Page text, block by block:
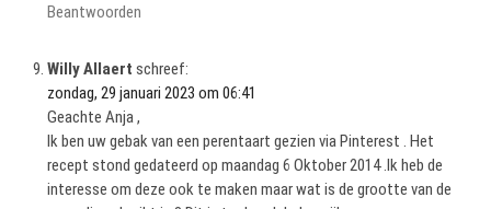
Beantwoorden
Willy Allaert schreef:
zondag, 29 januari 2023 om 06:41
Geachte Anja ,
Ik ben uw gebak van een perentaart gezien via Pinterest . Het
recept stond gedateerd op maandag 6 Oktober 2014 .Ik heb de
interesse om deze ook te maken maar wat is de grootte van de